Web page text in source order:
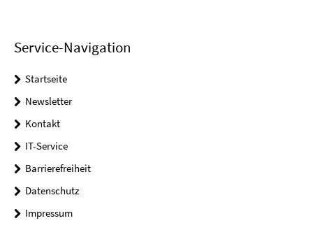
Service-Navigation
Startseite
Newsletter
Kontakt
IT-Service
Barrierefreiheit
Datenschutz
Impressum